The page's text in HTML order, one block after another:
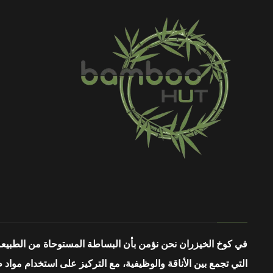
في كوخ الخيزران نحن نؤمن بأن البساطة المستوحاة من
التي تجمع بين الأناقة والوظيفية، مع التركيز على استخدام